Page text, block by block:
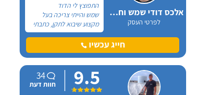
אלכס דודי שמש וחשמל
לפרטי העסק
התפוצץ לי הדוד
שמש והייתי צריכה בעל
מקצוע שיבוא לתקן, כתבתי
בגוגל טכנאי דודים ואז
הגעתי לקבוצה של העיר
חיפה בפייסבוק, שם כמה
דודי שמש וחשמל".
חייג עכשיו
9.5
34
חוות דעת